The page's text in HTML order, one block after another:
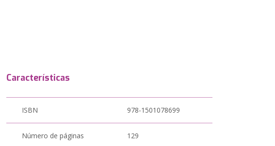
Características
ISBN 978-1501078699
Número de páginas 129